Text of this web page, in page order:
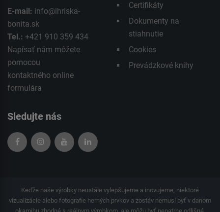
E-mail: info@ihriska-
bonita.sk
Tel.: +421 910 359 434
Napísať nám môžete
pomocou
kontaktného online
formulára
Certifikáty
Dokumenty na
stiahnutie
Cookies
Prevádzkové knihy
Sledujte nás
Keďže naše výrobky neustále vylepšujeme a inovujeme, niektoré
vizualizácie alebo fotografie herných prvkov a zostáv nemusí byť v danom